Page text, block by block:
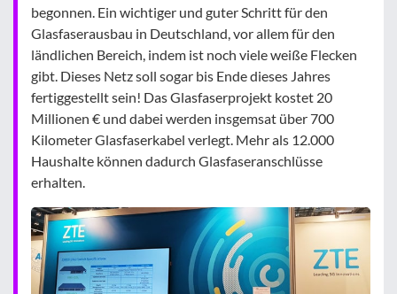
begonnen. Ein wichtiger und guter Schritt für den
Glasfaserausbau in Deutschland, vor allem für den
ländlichen Bereich, indem ist noch viele weiße Flecken
gibt. Dieses Netz soll sogar bis Ende dieses Jahres
fertiggestellt sein! Das Glasfaserprojekt kostet 20
Millionen € und dabei werden insgemsat über 700
Kilometer Glasfaserkabel verlegt. Mehr als 12.000
Haushalte können dadurch Glasfaseranschlüsse
erhalten.